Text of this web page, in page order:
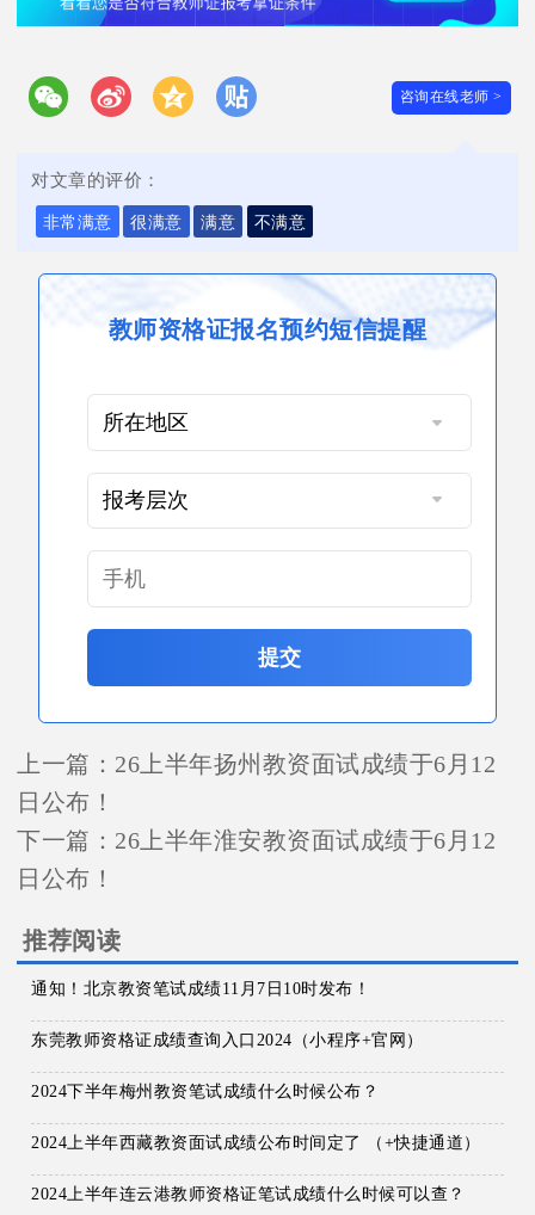
咨询在线老师 >
对文章的评价：
非常满意 很满意 满意 不满意
教师资格证报名预约短信提醒
提交
上一篇： 26上半年扬州教资面试成绩于6月12
日公布！
下一篇： 26上半年淮安教资面试成绩于6月12
日公布！
推荐阅读
通知！北京教资笔试成绩11月7日10时发布！
东莞教师资格证成绩查询入口2024（小程序+官网）
2024下半年梅州教资笔试成绩什么时候公布？
2024上半年西藏教资面试成绩公布时间定了 （+快捷通道）
2024上半年连云港教师资格证笔试成绩什么时候可以查？